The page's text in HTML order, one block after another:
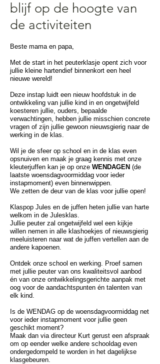
blijf op de hoogte van
de activiteiten
Beste mama en papa,
Met de start in het peuterklasje opent zich voor
jullie kleine hartendief binnenkort een heel
nieuwe wereld!
Deze instap luidt een nieuw hoofdstuk in de
ontwikkeling van jullie kind in en ongetwijfeld
koesteren jullie, ouders, bepaalde
verwachtingen, hebben jullie misschien concrete
vragen of zijn jullie gewoon nieuwsgierig naar de
werking in de klas.
Wil je de sfeer op school en in de klas even
opsnuiven en maak je graag kennis met onze
kleuterjuffen kan je op onze WENDAGEN (de
laatste woensdagvoormiddag voor ieder
instapmoment) even binnenwippen.
We zetten de deur van de klas voor jullie open!
Klaspop Jules en de juffen heten jullie van harte
welkom in de Julesklas.
Jullie peuter zal ongetwijfeld wel een kijkje
willen nemen in alle klashoekjes of nieuwsgierig
meeluisteren naar wat de juffen vertellen aan de
andere kapoenen.
Ontdek onze school en werking. Proef samen
met jullie peuter van ons kwaliteitsvol aanbod
én van onze ontwikkelingsgerichte aanpak met
oog voor de aandachtspunten én talenten van
elk kind.
Is de WENDAG op de woensdagvoormiddag net
voor ieder instapmoment voor jullie geen
geschikt moment?
Maak dan via directeur Kurt gerust een afspraak
om op eender welke andere schooldag even
ondergedompeld te worden in het dagelijkse
klasgebeuren.